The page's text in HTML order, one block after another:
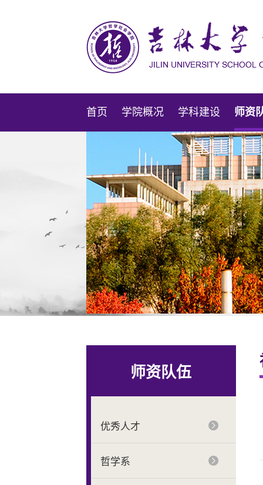
首页 学院概况 学科建设 师资
师资队伍
优秀人才
哲学系